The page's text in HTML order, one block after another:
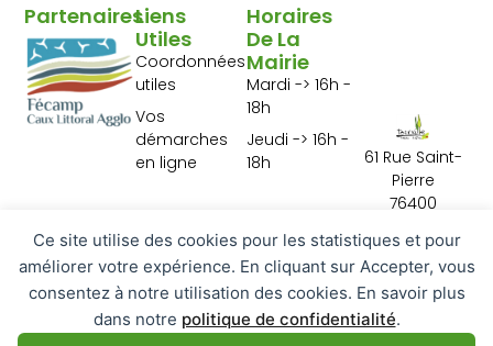
Ce site utilise des cookies pour les statistiques et pour
améliorer votre expérience. En cliquant sur Accepter, vous
consentez à notre utilisation des cookies. En savoir plus
dans notre politique de confidentialité.
61 Rue Saint-
Pierre
76400
02 35 29 10 01
Contactez-
nous
Horaires
De La
Mairie
Mardi -> 16h -
18h
Jeudi -> 16h -
18h
Liens
Utiles
Coordonnées
utiles
Vos
démarches
en ligne
Partenaires